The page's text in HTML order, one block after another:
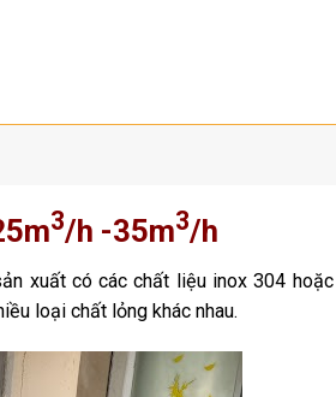
3/h -35m3/h
xuất có các chất liệu inox 304
loại chất lỏng khác nhau.